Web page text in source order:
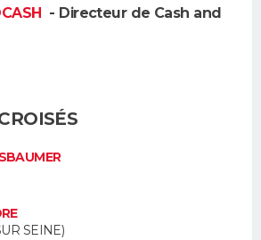
- Directeur de Cash and
SEINE)